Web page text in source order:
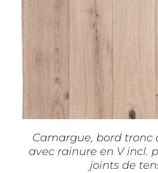
Camargue, bord tronc
avec rainure en V incl.
joints de